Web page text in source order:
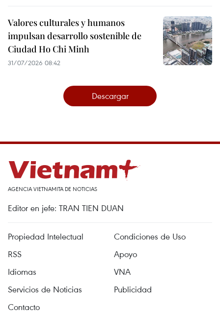
Valores culturales y humanos
impulsan desarrollo sostenible de
Ciudad Ho Chi Minh
31/07/2026 08:42
Descargar
AGENCIA VIETNAMITA DE NOTICIAS
Editor en jefe: TRAN TIEN DUAN
Propiedad Intelectual
Condiciones de Uso
RSS
Apoyo
Idiomas
VNA
Servicios de Noticias
Publicidad
Contacto